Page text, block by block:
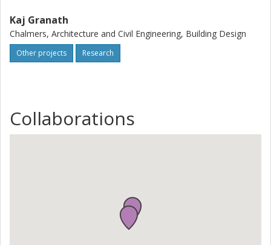
Kaj Granath
Chalmers, Architecture and Civil Engineering, Building Design
Other projects Research
Collaborations